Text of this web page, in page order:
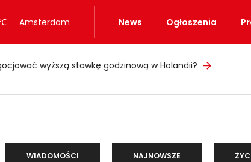
Amsterdam News Ogłoszenia
wyższą stawkę godzinową w Holandii?
WIADOMOŚCI NAJNOWSZE